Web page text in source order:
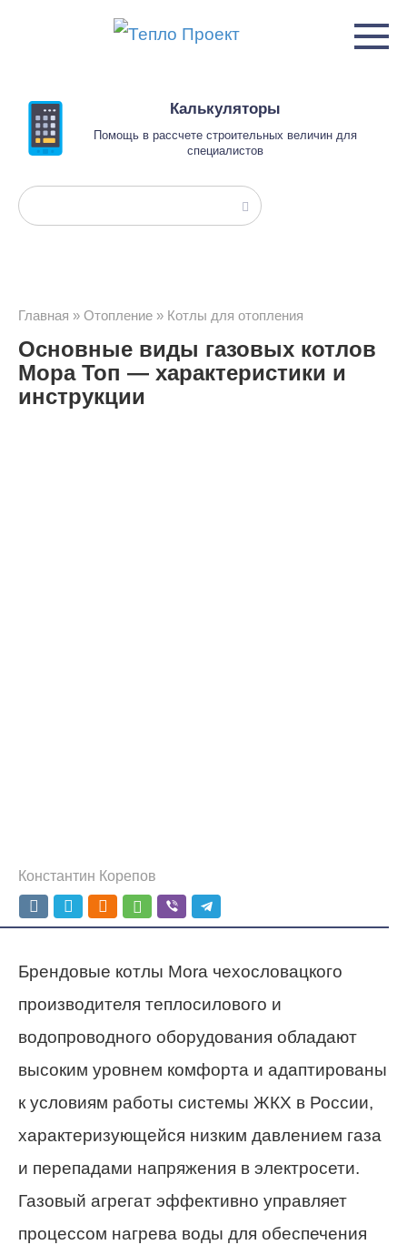
Калькуляторы
Помощь в рассчете строительных величин для
специалистов
Поиск:
Главная » Отопление » Котлы для отопления
Основные виды газовых котлов
Мора Топ — характеристики и
инструкции
Константин Корепов
Брендовые котлы Mora чехословацкого
производителя теплосилового и
водопроводного оборудования обладают
высоким уровнем комфорта и адаптированы
к условиям работы системы ЖКХ в России,
характеризующейся низким давлением газа
и перепадами напряжения в электросети.
Газовый агрегат эффективно управляет
процессом нагрева воды для обеспечения